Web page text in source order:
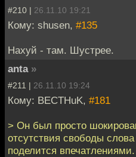
#210 | 26.11.10 19:21
Кому: shusen, #135
Нахуй - там. Шустрее.
anta »
#211 | 26.11.10 19:24
Кому: BECTHuK, #181
> Он был просто
отсутствия свободы
поделится впечатлениями.